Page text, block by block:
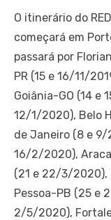
O itinerário do
começará em
passará por
PR (15 e 16/11/
Goiânia-GO (14 e
12/1/2020), Belo
de Janeiro (8 e 9/
16/2/2020),
(21 e 22/3/2020),
Pessoa-PB (25 e
2/5/2020),